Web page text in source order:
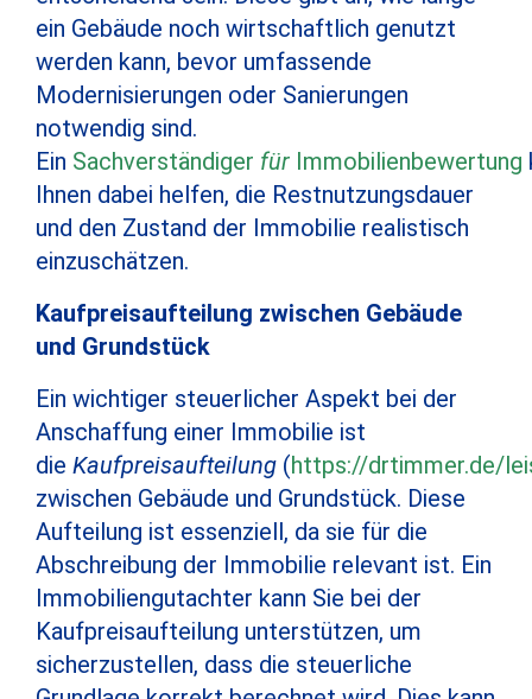
ein Gebäude noch wirtschaftlich genutzt
werden kann, bevor umfassende
Modernisierungen oder Sanierungen
notwendig sind.
Ein Sachverständiger für Immobilienbewertung
Ihnen dabei helfen, die Restnutzungsdauer
und den Zustand der Immobilie realistisch
einzuschätzen.
Kaufpreisaufteilung zwischen Gebäude
und Grundstück
Ein wichtiger steuerlicher Aspekt bei der
Anschaffung einer Immobilie ist
die Kaufpreisaufteilung (https://drtimmer.de/
zwischen Gebäude und Grundstück. Diese
Aufteilung ist essenziell, da sie für die
Abschreibung der Immobilie relevant ist. Ein
Immobiliengutachter kann Sie bei der
Kaufpreisaufteilung unterstützen, um
sicherzustellen, dass die steuerliche